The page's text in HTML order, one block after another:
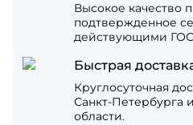
Высокое качество
подтвержденное
действующими
Быстрая
Круглосуточная
Санкт-Петербурга
области.